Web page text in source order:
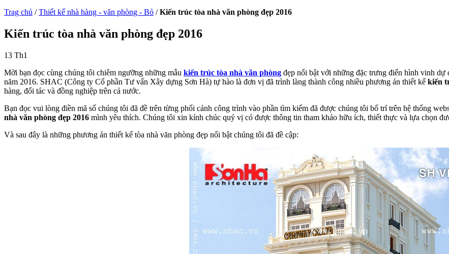
Trag chủ /Thiết kế nhà hàng - văn phòng - Bỏ /Kiến trúc tòa nhà văn phòng đẹp 2016
Kiến trúc tòa nhà văn phòng đẹp 2016
13 Th1
Mời bạn đọc cùng chúng tôi chiêm ngưỡng những mẫu kiến trúc tòa nhà văn phòng đẹp nổi bật với những đặc trưng điển hình vinh
năm 2016. SHAC (Công ty Cổ phần Tư vấn Xây dựng Sơn Hà) tự hào là đơn vị đã trình làng thành công nhiều phương án thiết kế kiến
hàng, đối tác và đồng nghiệp trên cả nước.
Bạn đọc vui lòng điền mã số chúng tôi đã đề trên từng phối cảnh công trình vào phần tìm kiếm đã được chúng tôi bố trí trên hệ thống
nhà văn phòng đẹp 2016 mình yêu thích. Chúng tôi xin kính chúc quý vị có được thông tin tham khảo hữu ích, thiết thực và lựa chọn
Và sau đây là những phương án thiết kế tòa nhà văn phòng đẹp nổi bật chúng tôi đã đề cập: